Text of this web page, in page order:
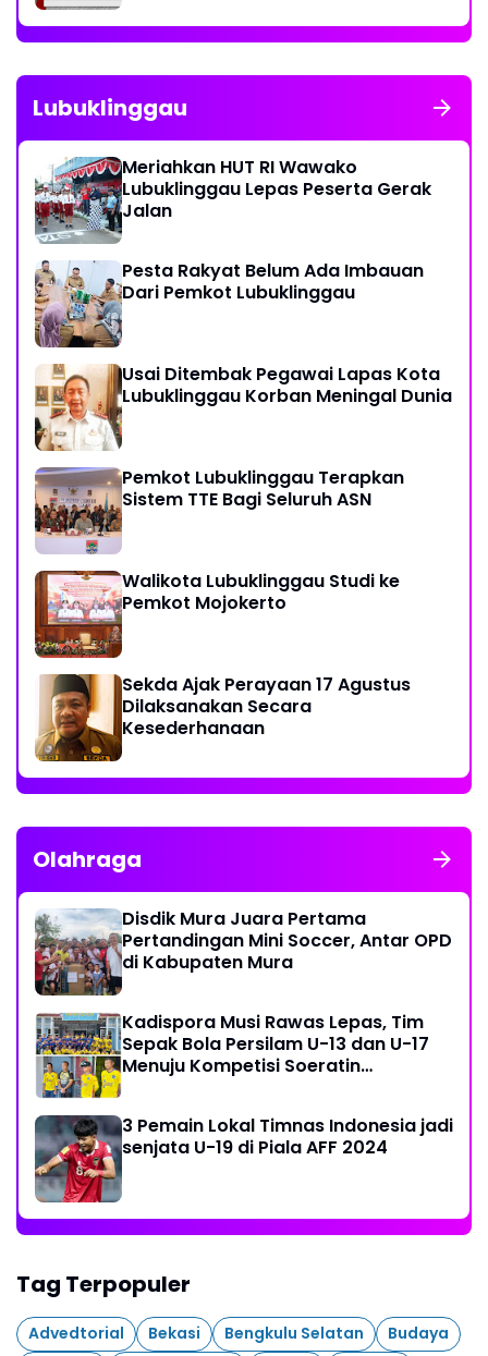
Lubuklinggau
Meriahkan HUT RI Wawako
Lubuklinggau Lepas Peserta Gerak
Jalan
Pesta Rakyat Belum Ada Imbauan
Dari Pemkot Lubuklinggau
Usai Ditembak Pegawai Lapas Kota
Lubuklinggau Korban Meningal Dunia
Pemkot Lubuklinggau Terapkan
Sistem TTE Bagi Seluruh ASN
Walikota Lubuklinggau Studi ke
Pemkot Mojokerto
Sekda Ajak Perayaan 17 Agustus
Dilaksanakan Secara
Kesederhanaan
Olahraga
Disdik Mura Juara Pertama
Pertandingan Mini Soccer, Antar OPD
di Kabupaten Mura
Kadispora Musi Rawas Lepas, Tim
Sepak Bola Persilam U-13 dan U-17
Menuju Kompetisi Soeratin
3 Pemain Lokal Timnas Indonesia jadi
senjata U-19 di Piala AFF 2024
Tag Terpopuler
Advedtorial Bekasi Bengkulu Selatan
Budaya